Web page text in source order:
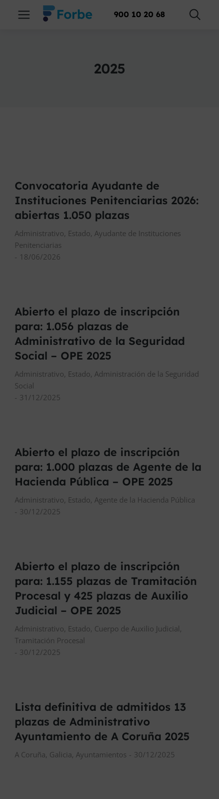
900 10 20 68
2025
Convocatoria Ayudante de
Instituciones Penitenciarias 2026:
abiertas 1.050 plazas
Administrativo, Estado, Ayudante de Instituciones
Penitenciarias
18/06/2026
Abierto el plazo de inscripción
para: 1.056 plazas de
Administrativo de la Seguridad
Social – OPE 2025
Administrativo, Estado, Administración de la Seguridad
Social
31/12/2025
Abierto el plazo de inscripción
para: 1.000 plazas de Agente de la
Hacienda Pública – OPE 2025
Administrativo, Estado, Agente de la Hacienda Pública
30/12/2025
Abierto el plazo de inscripción
para: 1.155 plazas de Tramitación
Procesal y 425 plazas de Auxilio
Judicial – OPE 2025
Administrativo, Estado, Cuerpo de Auxilio Judicial,
Tramitación Procesal
30/12/2025
Lista definitiva de admitidos 13
plazas de Administrativo
Ayuntamiento de A Coruña 2025
A Coruña, Galicia, Ayuntamientos 30/12/2025